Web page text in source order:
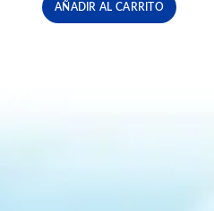
AÑADIR AL CARRITO